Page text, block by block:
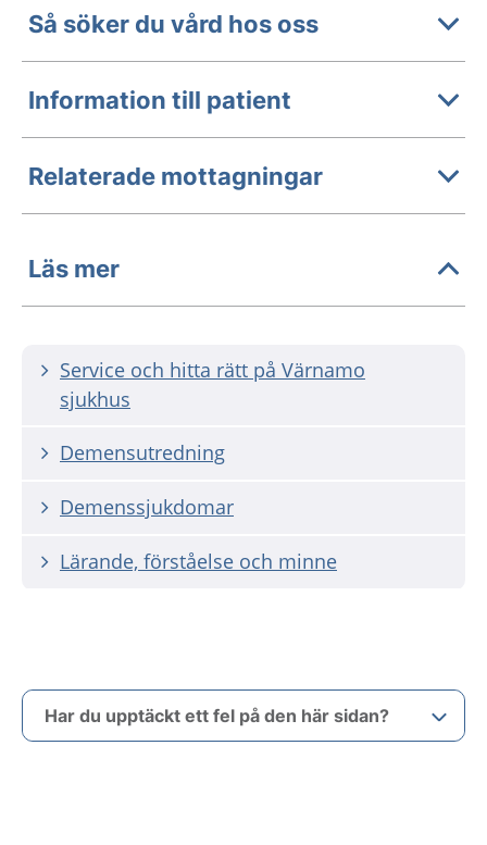
Så söker du vård hos oss
Information till patient
Relaterade mottagningar
Läs mer
Service och hitta rätt på Värnamo
sjukhus
Demensutredning
Demenssjukdomar
Lärande, förståelse och minne
Har du upptäckt ett fel på den här sidan?